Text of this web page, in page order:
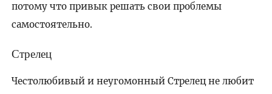
потому что привык решать свои проблемы
самостоятельно.
Стрелец
Честолюбивый и неугомонный Стрелец не любит